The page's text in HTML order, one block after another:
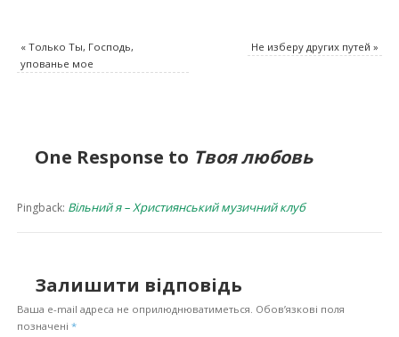
«Только Ты, Господь,
упованье мое
Не изберу других путей»
One Response to Твоя любовь
Pingback: Вільний я – Християнський музичний клуб
Залишити відповідь
Ваша e-mail адреса не оприлюднюватиметься. Обов’язкові поля
позначені *